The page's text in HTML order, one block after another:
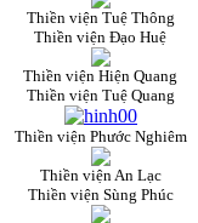
Thiền viện Tuệ Thông
Thiền viện Đạo Huệ
Thiền viện Hiện Quang
Thiền viện Tuệ Quang
Thiền viện Phước Nghiêm
Thiền viện An Lạc
Thiền viện Sùng Phúc